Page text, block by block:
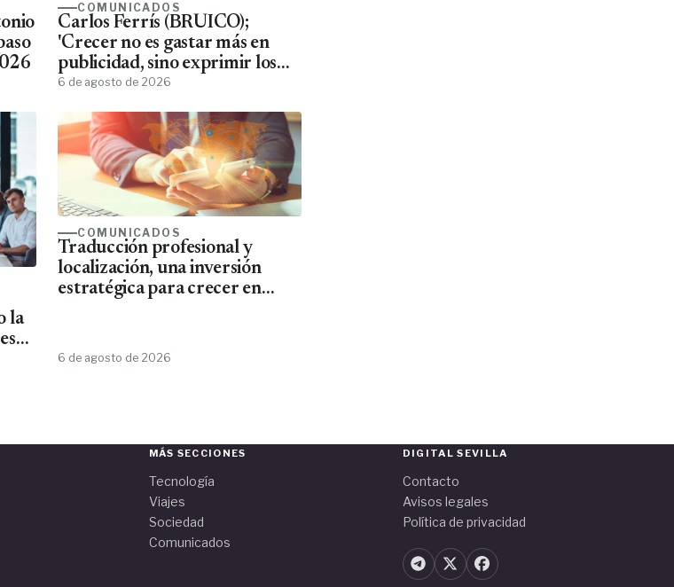
COMUNICADOS
Carlos Ferrís (BRUICO);
'Crecer no es gastar más en
publicidad, sino exprimir los
datos que ya tienes'
6 de agosto de 2026
la
COMUNICADOS
Traducción profesional y
localización, una inversión
estratégica para crecer en
6 de agosto de 2026
MÁS SECCIONES
Tecnología
Viajes
Sociedad
Comunicados
DIGITAL SEVILLA
Contacto
Avisos legales
Política de privacidad